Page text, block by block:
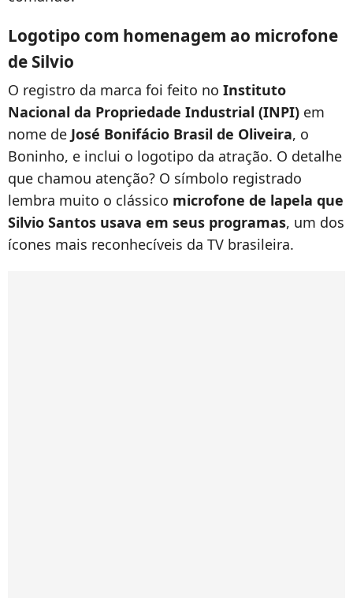
Logotipo com homenagem ao microfone
de Silvio
O registro da marca foi feito no Instituto
Nacional da Propriedade Industrial (INPI) em
nome de José Bonifácio Brasil de Oliveira, o
Boninho, e inclui o logotipo da atração. O detalhe
que chamou atenção? O símbolo registrado
lembra muito o clássico microfone de lapela que
Silvio Santos usava em seus programas, um dos
ícones mais reconhecíveis da TV brasileira.